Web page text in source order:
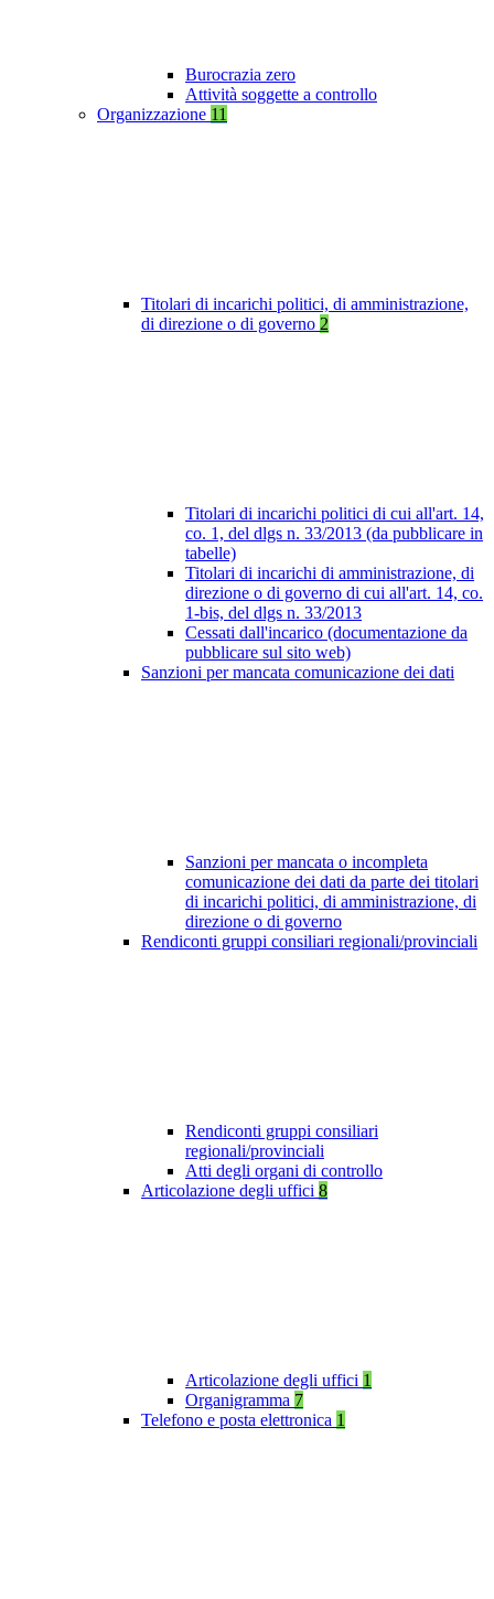
Burocrazia zero
Attività soggette a controllo
Organizzazione 11
Titolari di incarichi politici, di amministrazione,
di direzione o di governo 2
Titolari di incarichi politici di cui all'art. 14,
co. 1, del dlgs n. 33/2013 (da pubblicare in
tabelle)
Titolari di incarichi di amministrazione, di
direzione o di governo di cui all'art. 14, co.
1-bis, del dlgs n. 33/2013
Cessati dall'incarico (documentazione da
pubblicare sul sito web)
Sanzioni per mancata comunicazione dei dati
Sanzioni per mancata o incompleta
comunicazione dei dati da parte dei titolari
di incarichi politici, di amministrazione, di
direzione o di governo
Rendiconti gruppi consiliari regionali/provinciali
Rendiconti gruppi consiliari
regionali/provinciali
Atti degli organi di controllo
Articolazione degli uffici 8
Articolazione degli uffici 1
Organigramma 7
Telefono e posta elettronica 1